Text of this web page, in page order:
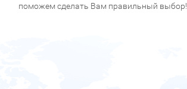
поможем сделать Вам правильный выбор!